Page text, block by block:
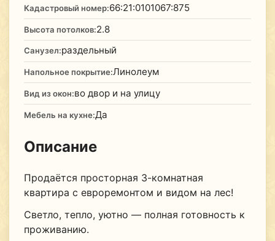
Кадастровый номер:66:21:0101067:875
Высота потолков:2.8
Санузел:раздельный
Напольное покрытие:Линолеум
Вид из окон:во двор и на улицу
Мебель на кухне:Да
Описание
Продаётся просторная 3-комнатная
квартира с евроремонтом и видом на лес!
Светло, тепло, уютно — полная готовность к
проживанию.